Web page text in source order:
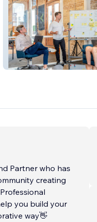
Campfire
Partner who has
creating
you build your
way👋